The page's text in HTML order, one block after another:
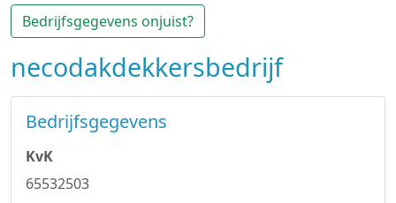
Bedrijfsgegevens onjuist?
necodakdekkersbedrijf
Bedrijfsgegevens
KvK
65532503